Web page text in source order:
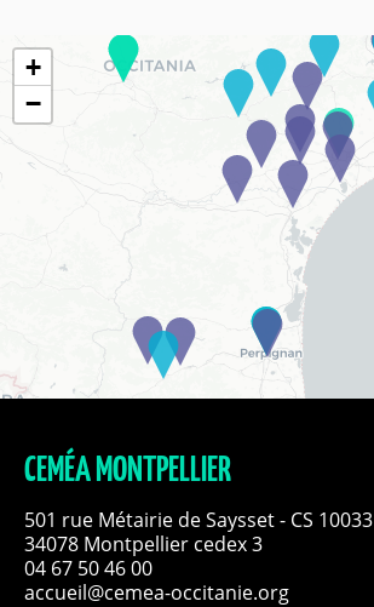
+
−
CEMÉA MONTPELLIER
501 rue Métairie de Saysset - CS 10033
34078 Montpellier cedex 3
04 67 50 46 00
accueil@cemea-occitanie.org